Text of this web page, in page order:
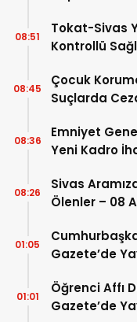
Tokat-Sivas
Kontrollü
08:51
Çocuk
Suçlarda
08:45
Emniyet
Yeni Kadro
08:36
Sivas
Ölenler – 08
08:26
Gazete’de
01:05
Öğrenci Affı
Gazete’de
01:01